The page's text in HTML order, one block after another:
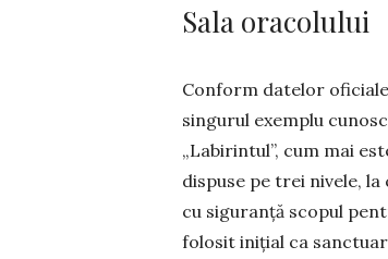
Sala oracolului
Conform datelor
singurul exemplu
„Labirintul”, cum mai
dispuse pe trei nivele,
cu sigu­ranţă scopul
folosit iniţial ca